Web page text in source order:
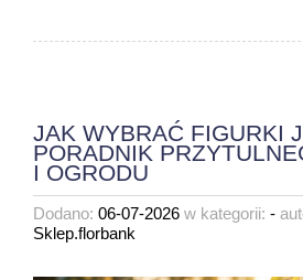
JAK WYBRAĆ FIGURKI
PORADNIK
I OGRODU
Dodano: 06-07-2026 w kategorii: -
Sklep.florbank